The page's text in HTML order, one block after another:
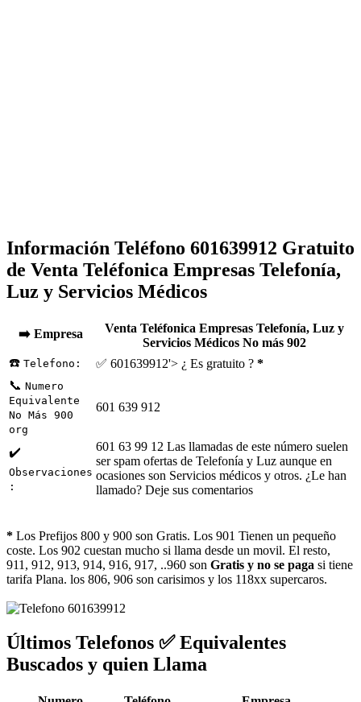
Información Teléfono 601639912 Gratuito
de Venta Teléfonica Empresas Telefonía,
Luz y Servicios Médicos
➡️ Empresa
Venta Teléfonica Empresas Telefonía, Luz y
Servicios Médicos No más 902
☎️ Telefono: ✅ 601639912'> ¿ Es gratuito ? *
📞 Numero
Equivalente
No Más 900
org
601 639 912
✔️
Observaciones
:
601 63 99 12 Las llamadas de este número suelen
ser spam ofertas de Telefonía y Luz aunque en
ocasiones son Servicios médicos y otros. ¿Le han
llamado? Deje sus comentarios
* Los Prefijos 800 y 900 son Gratis. Los 901 Tienen un pequeño
coste. Los 902 cuestan mucho si llama desde un movil. El resto,
911, 912, 913, 914, 916, 917, ..960 son Gratis y no se paga si tiene
tarifa Plana. los 806, 906 son carisimos y los 118xx supercaros.
Últimos Telefonos ✅ Equivalentes
Buscados y quien Llama